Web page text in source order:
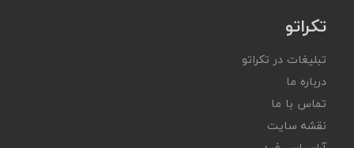
تکراتو
تبلیغات در تکراتو
درباره ما
تماس با ما
نقشه سایت